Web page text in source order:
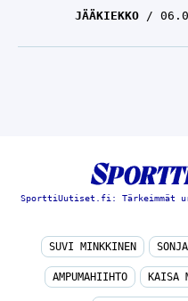
JÄÄKIEKKO
SporttiUutiset.fi: Tärkeimmät
SUVI MINKKINEN
AMPUMAHIIHTO KAISA